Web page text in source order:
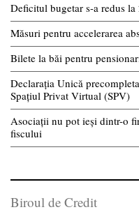
Deficitul bugetar s-a redus
Măsuri pentru accelerarea
Bilete la băi pentru
Declarația Unică
Spațiul Privat Virtual (SPV)
Asociații nu pot ieși dintr-o
fiscului
Biroul de Credit